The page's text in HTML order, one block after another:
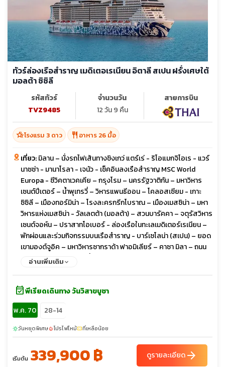
ทัวร์ล่องเรือสำราญ เมดิเตอเรเนียน อิตาลี สเปน ฝรั่งเศษใต้
มอลต้า ซิซิลี
รหัสทัวร์
TVZ9485
จำนวนวัน
12 วัน 9 คืน
สายการบิน
hotel_classโรงแรม 3 ดาว restaurant อาหาร 26 มื้อ
เที่ยว:มิลาน – นั่งรถไฟเส้นทางชิงเกว่ แตร์เร่ - ริโอแมกจิโอเร - แวร์
นาซซ่า - มานาโรลา - เจนัว - เช็คอินลงเรือสำราญ MSC World
Europa - ซีวิคตาเวคเคีย – กรุงโรม – นครรัฐวาติกัน – มหาวิหาร
เซนต์ปีเตอร์ – น้ำพุเทรวี่ – วิหารแพนธีออน – โคลอสเซียม - เกาะ
ซิซิลี – เมืองทอร์มิน่า – โรงละครกรีกโบราณ – เมืองเมสซิน่า – มหา
วิหารแห่งเมสซิน่า - วัลเลตต้า (มอลต้า) – สวนบารัคคา – จตุรัสวิหาร
เซนต์จอห์น – ปราสาทโอเบอร์ - ล่องเรือในทะเลเมดิเตอร์เรเนียน –
พักผ่อนและร่วมกิจกรรมบนเรือสำราญ - บาร์เซโลน่า (สเปน) – ยอด
เขามองต์จูอิค – มหาวิหารซากราด้า ฟาอมิเลียร์ – คาซา มิลา – ถนน
ลา รัมบลา - มาร์เซย์ (ฝรั่งเศส) – ท่าเรือ Vieux – มหาวิหารนอเทรอ
อร์เอ็มมานูเอลที่ 2 - มิลาน – ปราสาทสฟอร์เซสโก้
อ่านเพิ่มเติม
event_availableพีเรียดเดินทาง วันวิสาขบูชา
พ.ค. 70
28-14
sunnyวันหยุดพิเศษlocal_fire_departmentโปรไฟไหม้confirmation_numberที่เหลือน้อย
เริ่มต้น 339,900 ฿ ดูรายละเอียดarrow_forward